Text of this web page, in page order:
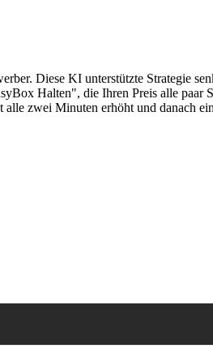
Diese KI unterstützte Strategie
Halten", die Ihren Preis alle paar
zwei Minuten erhöht und danach